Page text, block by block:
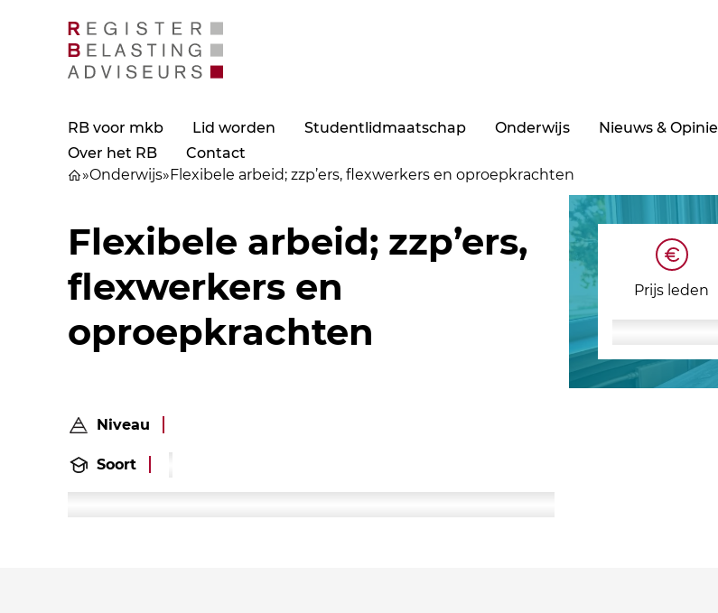
RB voor mkb Lid worden Studentlidmaatschap Onderwijs Nieuws & Opinie
Over het RB
Contact
»Onderwijs»Flexibele arbeid; zzp’ers, flexwerkers en oproepkrachten
Flexibele arbeid; zzp’ers,
flexwerkers en
oproepkrachten
Niveau
Soort
Prijs leden